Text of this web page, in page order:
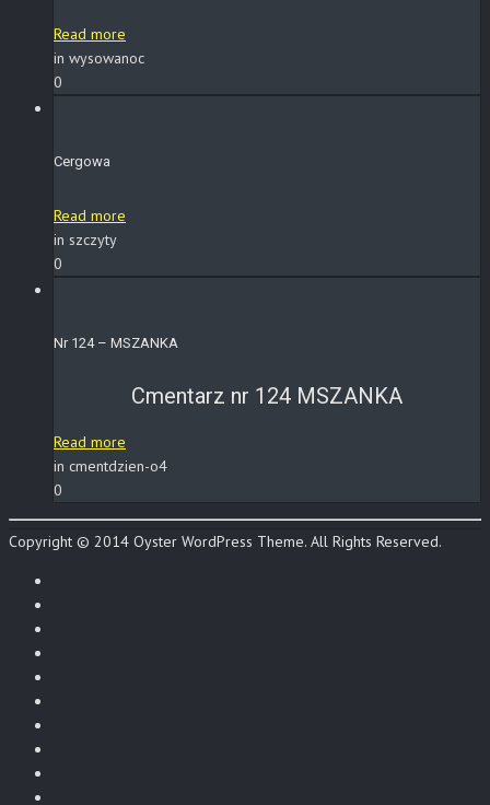
Read more
in wysowanoc
0
Cergowa
Read more
in szczyty
0
Nr 124 – MSZANKA
Cmentarz nr 124 MSZANKA
Read more
in cmentdzien-o4
0
Copyright © 2014 Oyster WordPress Theme. All Rights Reserved.